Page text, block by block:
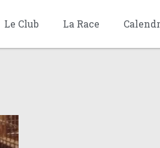
Le Club La Race